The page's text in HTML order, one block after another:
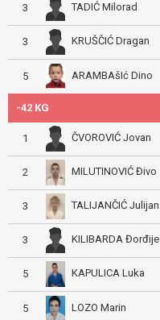
3 TADIĆ Milorad
3 KRUŠČIĆ Dragan
5 ARAMBAšIć Dino
-42 KG
1 ČVOROVIĆ Jovan
2 MILUTINOVIĆ Đivo
3 TALIJANČIĆ Julijan
3 KILIBARDA Đorđije
5 KAPULICA Luka
5 LOZO Marin